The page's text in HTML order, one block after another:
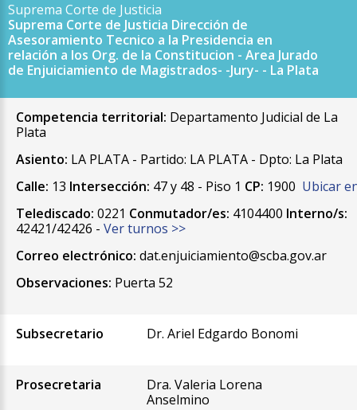
Suprema Corte de Justicia
Suprema Corte de Justicia Dirección de
Asesoramiento Tecnico a la Presidencia en
relación a los Org. de la Constitucion - Area Jurado
de Enjuiciamiento de Magistrados- -Jury- - La Plata
Competencia territorial: Departamento Judicial de La
Plata
Asiento: LA PLATA - Partido: LA PLATA - Dpto: La Plata
Calle: 13 Intersección: 47 y 48 - Piso 1 CP: 1900 Ubicar
Telediscado: 0221 Conmutador/es: 4104400 Interno/s:
42421/42426 - Ver turnos >>
Correo electrónico: dat.enjuiciamiento@scba.gov.ar
Observaciones: Puerta 52
Subsecretario Dr. Ariel Edgardo Bonomi
Prosecretaria
Dra. Valeria Lorena
Anselmino